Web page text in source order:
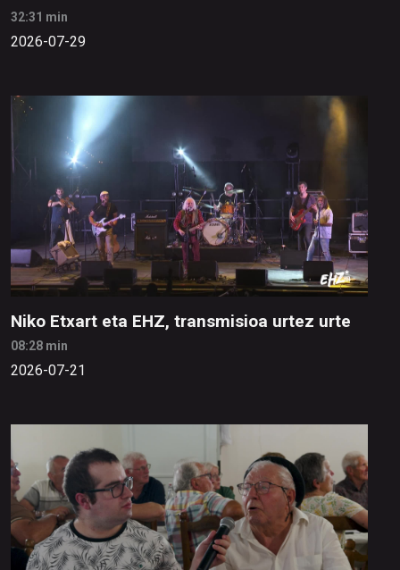
32:31 min
2026-07-29
Niko Etxart eta EHZ, transmisioa urtez urte
08:28 min
2026-07-21